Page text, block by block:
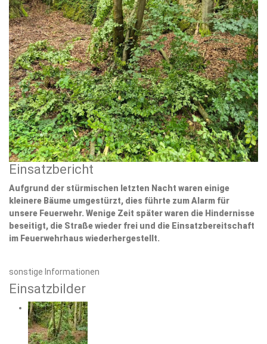
Einsatzbericht
Aufgrund der stürmischen letzten Nacht waren einige
kleinere Bäume umgestürzt, dies führte zum Alarm für
unsere Feuerwehr. Wenige Zeit später waren die Hindernisse
beseitigt, die Straße wieder frei und die Einsatzbereitschaft
im Feuerwehrhaus wiederhergestellt.
sonstige Informationen
Einsatzbilder